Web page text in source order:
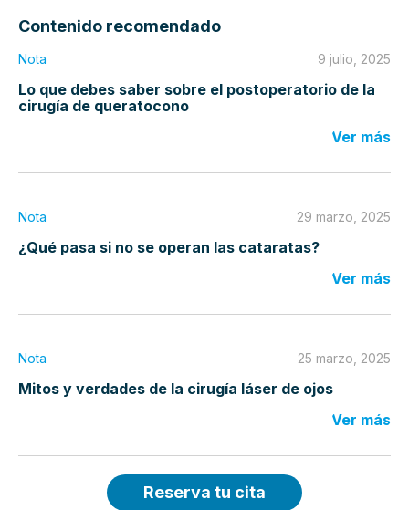
Contenido recomendado
Nota 9 julio, 2025
Lo que debes saber sobre el postoperatorio de la
cirugía de queratocono
Ver más
Nota 29 marzo, 2025
¿Qué pasa si no se operan las cataratas?
Ver más
Nota 25 marzo, 2025
Mitos y verdades de la cirugía láser de ojos
Ver más
Reserva tu cita